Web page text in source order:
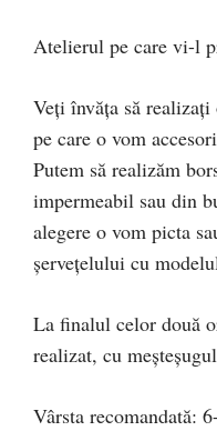
Atelierul pe care vi-l
Veți învăța să
pe care o vom
Putem să realizăm
impermeabil sau din
alegere o vom picta
șervețelului cu
La finalul celor două
realizat, cu
Vârsta recomandată: